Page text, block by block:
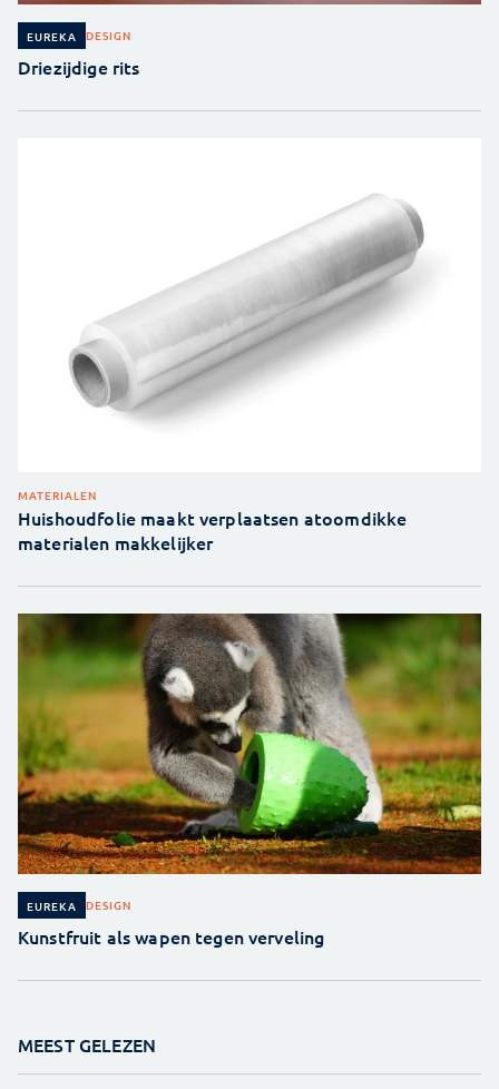
EUREKA DESIGN
Driezijdige rits
MATERIALEN
Huishoudfolie maakt verplaatsen atoomdikke
materialen makkelijker
EUREKA DESIGN
Kunstfruit als wapen tegen verveling
MEEST GELEZEN